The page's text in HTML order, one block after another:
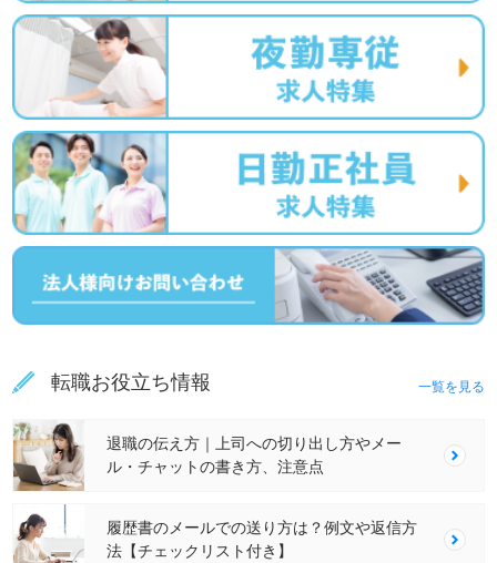
転職お役立ち情報 一覧を見る
退職の伝え方｜上司への切り出し方やメー
ル・チャットの書き方、注意点
履歴書のメールでの送り方は？例文や返信方
法【チェックリスト付き】